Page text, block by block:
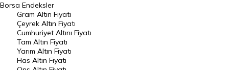
Raporlar
Endeksler
DÖVİZ
Borsa Endeksler
Gram Altın Fiyatı
Çeyrek Altın Fiyatı
Cumhuriyet Altını Fiyatı
Tam Altın Fiyatı
Yarım Altın Fiyatı
Has Altın Fiyatı